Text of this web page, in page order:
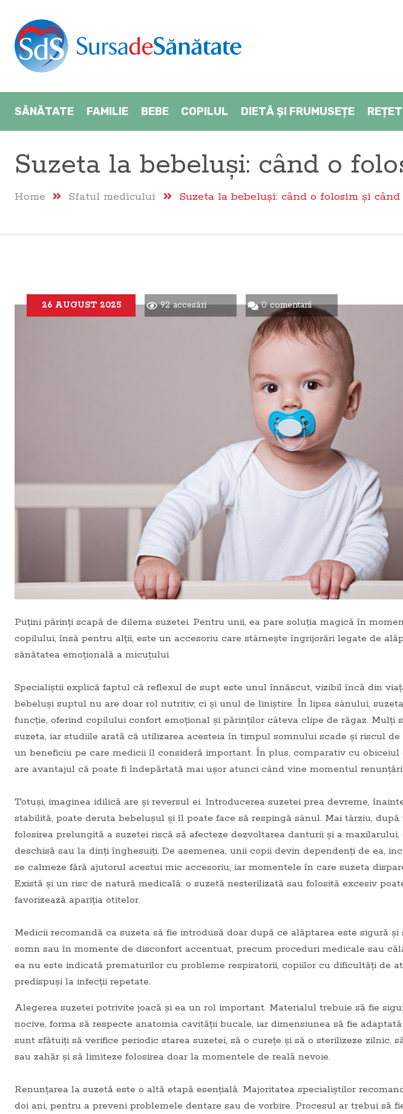
SĂNĂTATE FAMILIE BEBE COPILUL DIETĂ ŞI FRUMUSEȚE
Suzeta la bebeluși: când o
Home Sfatul medicului Suzeta la bebeluși: când o folosim și
26 AUGUST 2025 92 accesări 0 comentarii
Puțini părinți scapă de dilema suzetei. Pentru unii, ea pare soluția magică în
copilului, însă pentru alții, este un accesoriu care stârnește îngrijorări legate de
sănătatea emoțională a micuțului.
Specialiștii explică faptul că reflexul de supt este unul înnăscut, vizibil încă din
bebeluși suptul nu are doar rol nutritiv, ci și unul de liniștire. În lipsa sânului,
funcție, oferind copilului confort emoțional și părinților câteva clipe de răgaz. Mulți
suzeta, iar studiile arată că utilizarea acesteia în timpul somnului scade și riscul
un beneficiu pe care medicii îl consideră important. În plus, comparativ cu obiceiul
are avantajul că poate fi îndepărtată mai ușor atunci când vine momentul
Totuși, imaginea idilică are și reversul ei. Introducerea suzetei prea devreme,
stabilită, poate deruta bebelușul și îl poate face să respingă sânul. Mai târziu, după
folosirea prelungită a suzetei riscă să afecteze dezvoltarea danturii și a
deschisă sau la dinți înghesuiți. De asemenea, unii copii devin dependenți de ea,
se calmeze fără ajutorul acestui mic accesoriu, iar momentele în care suzeta
Există și un risc de natură medicală: o suzetă nesterilizată sau folosită excesiv
favorizează apariția otitelor.
Medicii recomandă ca suzeta să fie introdusă doar după ce alăptarea este sigură
somn sau în momente de disconfort accentuat, precum proceduri medicale sau
ea nu este indicată prematurilor cu probleme respiratorii, copiilor cu dificultăți de
predispuși la infecții repetate.
Alegerea suzetei potrivite joacă și ea un rol important. Materialul trebuie să fie
nocive, forma să respecte anatomia cavității bucale, iar dimensiunea să fie
sunt sfătuiți să verifice periodic starea suzetei, să o curețe și să o sterilizeze zilnic,
sau zahăr și să limiteze folosirea doar la momentele de reală nevoie.
Renunțarea la suzetă este o altă etapă esențială. Majoritatea specialiștilor
doi ani, pentru a preveni problemele dentare sau de vorbire. Procesul ar trebui să